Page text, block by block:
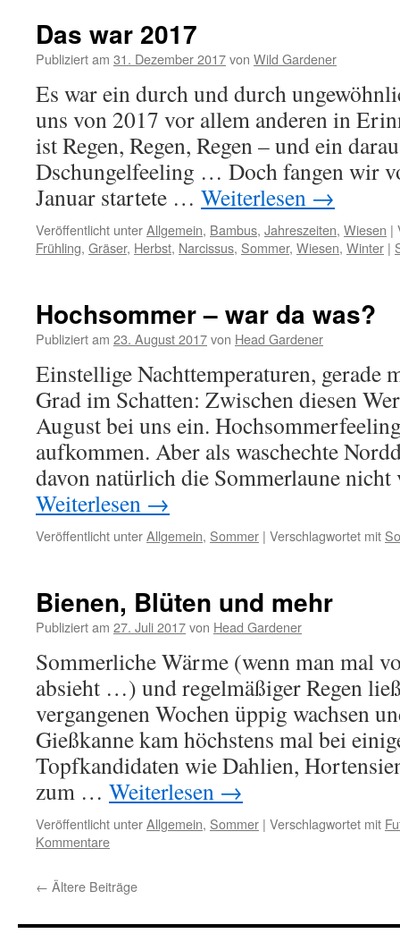
Das war 2017
Publiziert am 31. Dezember 2017von Wild Gardener
Es war ein durch und durch
uns von 2017 vor allem anderen in
ist Regen, Regen, Regen – und ein
Dschungelfeeling … Doch fangen wir
Januar startete … Weiterlesen →
Veröffentlicht unterAllgemein, Bambus, Jahreszeiten, Wiesen |
Frühling, Gräser, Herbst, Narcissus, Sommer, Wiesen, Winter |
Hochsommer – war da was?
Publiziert am 23. August 2017von Head Gardener
Einstellige Nachttemperaturen, gerade
Grad im Schatten: Zwischen diesen
August bei uns ein.
aufkommen. Aber als waschechte
davon natürlich die Sommerlaune
Weiterlesen →
Veröffentlicht unterAllgemein, Sommer | Verschlagwortet mit
Bienen, Blüten und mehr
Publiziert am 27. Juli 2017von Head Gardener
Sommerliche Wärme (wenn man mal
absieht …) und regelmäßiger Regen
vergangenen Wochen üppig wachsen
Gießkanne kam höchstens mal bei
Topfkandidaten wie Dahlien,
zum … Weiterlesen →
Veröffentlicht unterAllgemein, Sommer | Verschlagwortet mit
Kommentare
← Ältere Beiträge